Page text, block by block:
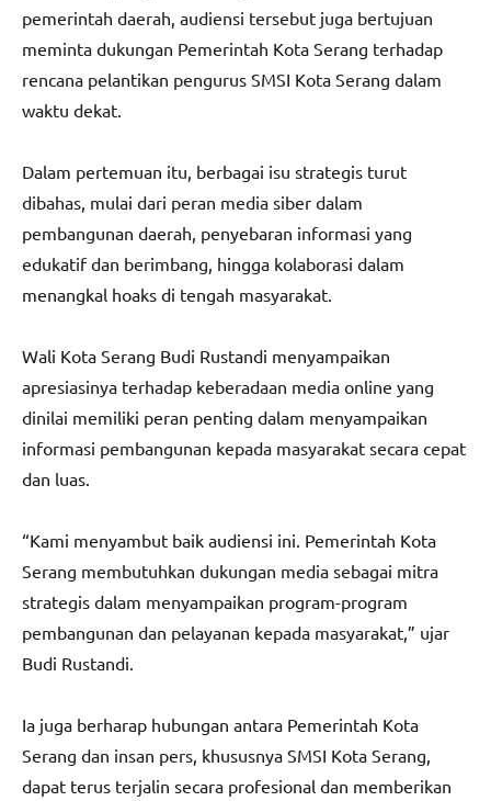
pemerintah daerah, audiensi tersebut juga bertujuan
meminta dukungan Pemerintah Kota Serang terhadap
rencana pelantikan pengurus SMSI Kota Serang dalam
waktu dekat.
Dalam pertemuan itu, berbagai isu strategis turut
dibahas, mulai dari peran media siber dalam
pembangunan daerah, penyebaran informasi yang
edukatif dan berimbang, hingga kolaborasi dalam
menangkal hoaks di tengah masyarakat.
Wali Kota Serang Budi Rustandi menyampaikan
apresiasinya terhadap keberadaan media online yang
dinilai memiliki peran penting dalam menyampaikan
informasi pembangunan kepada masyarakat secara cepat
dan luas.
“Kami menyambut baik audiensi ini. Pemerintah Kota
Serang membutuhkan dukungan media sebagai mitra
strategis dalam menyampaikan program-program
pembangunan dan pelayanan kepada masyarakat,” ujar
Budi Rustandi.
Ia juga berharap hubungan antara Pemerintah Kota
Serang dan insan pers, khususnya SMSI Kota Serang,
dapat terus terjalin secara profesional dan memberikan